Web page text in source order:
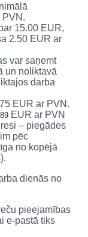
PVN.
15.00 EUR,
2.50 EUR ar
var saņemt
un noliktavā
darba
EUR ar PVN.
EUR ar PVN
– piegādes
pēc
no kopējā
dienās no
pieejamības
e-pastā tiks